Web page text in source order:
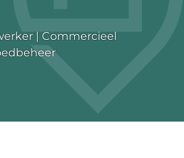
Commercieel